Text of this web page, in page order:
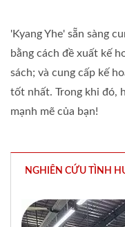
'Kyang Yhe' sẵn sàng
bằng cách đề xuất kế
sách; và cung cấp kế
tốt nhất. Trong khi đó,
mạnh mẽ của bạn!
NGHIÊN CỨU TÌNH